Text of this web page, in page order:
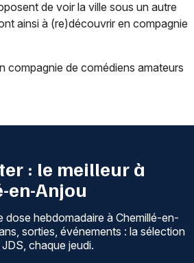
de voir la ville sous un autre
ainsi à (re)découvrir en compagnie
compagnie de comédiens amateurs
: le meilleur à
en-Anjou
hebdomadaire à Chemillé-en-
sorties, événements : la sélection
chaque jeudi.